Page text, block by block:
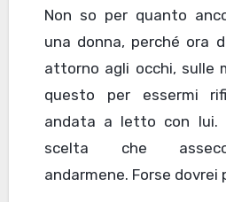
Non so per quanto
una donna, perché ora
attorno agli occhi, sulle
questo per essermi
andata a letto con lui.
scelta che
andarmene. Forse dovrei